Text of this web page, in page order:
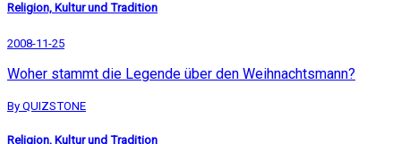
Religion, Kultur und Tradition
2008-11-25
Woher stammt die Legende über den Weihnachtsmann?
By QUIZSTONE
Religion, Kultur und Tradition